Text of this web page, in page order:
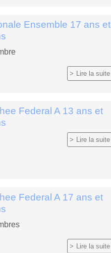
Ensemble 17 ans et
Lire la suite
Federal A 13 ans et
Lire la suite
Federal A 17 ans et
Lire la suite